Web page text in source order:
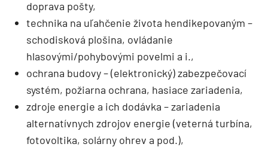
doprava pošty,
technika na uľahčenie života hendikepovaným –
schodisková plošina, ovládanie
hlasovými/pohybovými povelmi a i.,
ochrana budovy – (elektronický) zabezpečovací
systém, požiarna ochrana, hasiace zariadenia,
zdroje energie a ich dodávka – zariadenia
alternatívnych zdrojov energie (veterná turbína,
fotovoltika, solárny ohrev a pod.),